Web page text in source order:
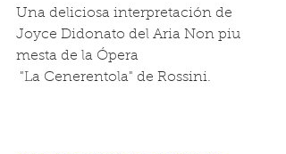
Una deliciosa interpretación de
Joyce Didonato del Aria Non piu
mesta de la Ópera
"La Cenerentola" de Rossini.